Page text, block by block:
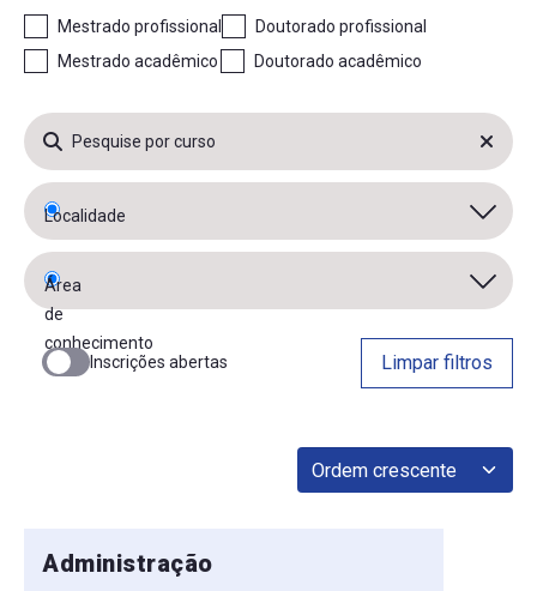
Mestrado profissional
Doutorado profissional
Mestrado acadêmico
Doutorado acadêmico
Inscrições abertas Limpar filtros
Administração